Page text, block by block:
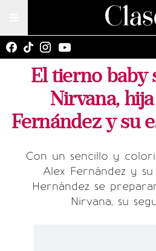
El tierno baby
Nirvana,
Fernández y su
Con un sencillo y
Alex Fernández y su
Hernández se
Nirvana, su